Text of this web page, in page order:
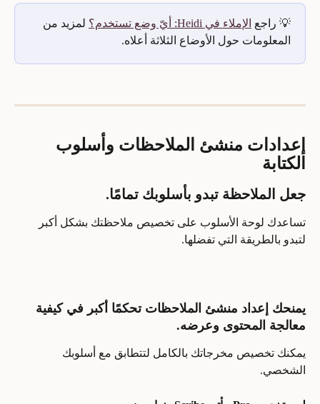
💡 راجع الإملاء في Heidi: أيّ وضع تستخدم؟
لمزيد من
المعلومات حول الأوضاع الثلاثة أعلاه.
إعدادات منشئ الملاحظات وأسلوب
الكتابة
جعل الملاحظة تبدو بأسلوبك تمامًا.
تساعدك لوحة الأسلوب على تخصيص ملاحظتك بشكل أكبر
لتبدو بالطريقة التي تفضلها.
يمنحك إعداد منشئ الملاحظات تحكمًا أكبر في كيفية
معالجة المحتوى وعرضه.
يمكنك تخصيص مخرجاتك بالكامل لتتطابق مع أسلوبك
الشخصي.